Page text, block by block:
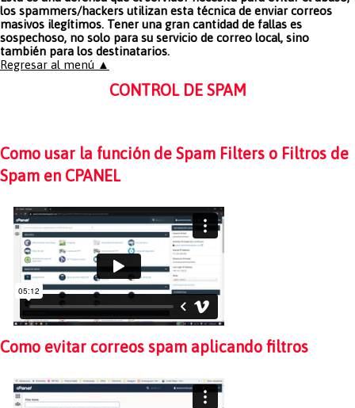
los spammers/hackers utilizan esta técnica de enviar correos
masivos ilegí­timos. Tener una gran cantidad de fallas es
sospechoso, no solo para su servicio de correo local, sino
también para los destinatarios.
Regresar al menú ▲
CONTROL DE SPAM
Como usar la función de Spam Filters o Filtros de
Spam en CPANEL
Como evitar correos spam aplicando filtros